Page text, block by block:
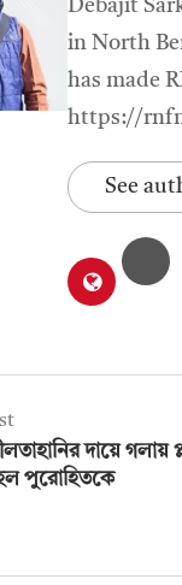
Debajit
in North
has made
https://
See
দায়ে গলায়
পুরোহিতকে